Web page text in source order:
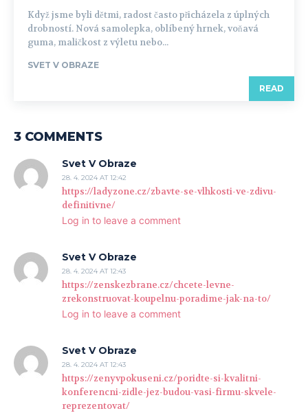
Když jsme byli dětmi, radost často přicházela z úplných
drobností. Nová samolepka, oblíbený hrnek, voňavá
guma, maličkost z výletu nebo...
SVET V OBRAZE
READ
3 COMMENTS
Svet V Obraze
28. 4. 2024 AT 12:42
https://ladyzone.cz/zbavte-se-vlhkosti-ve-zdivu-
definitivne/
Log in to leave a comment
Svet V Obraze
28. 4. 2024 AT 12:43
https://zenskezbrane.cz/chcete-levne-
zrekonstruovat-koupelnu-poradime-jak-na-to/
Log in to leave a comment
Svet V Obraze
28. 4. 2024 AT 12:43
https://zenyvpokuseni.cz/poridte-si-kvalitni-
konferencni-zidle-jez-budou-vasi-firmu-skvele-
reprezentovat/